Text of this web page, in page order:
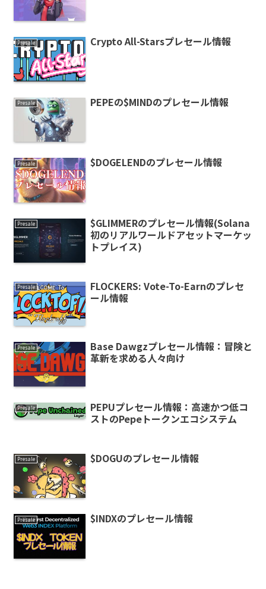
Presale Crypto All-Starsプレセール情報
Presale PEPEの$MINDのプレセール情報
Presale $DOGELENDのプレセール情報
Presale
$GLIMMERのプレセール情報(Solana
初のリアルワールドアセットマーケッ
トプレイス)
Presale
FLOCKERS: Vote-To-Earnのプレセ
ール情報
Presale
Base Dawgzプレセール情報：冒険と
革新を求める人々向け
Presale
PEPUプレセール情報：高速かつ低コ
ストのPepeトークンエコシステム
Presale $DOGUのプレセール情報
Presale $INDXのプレセール情報